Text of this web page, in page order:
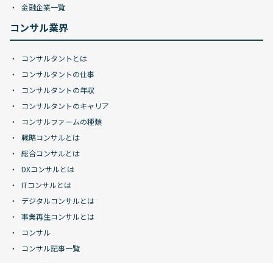
金融企業一覧
コンサル業界
コンサルタントとは
コンサルタントの仕事
コンサルタントの年収
コンサルタントのキャリア
コンサルファームの種類
戦略コンサルとは
総合コンサルとは
DXコンサルとは
ITコンサルとは
デジタルコンサルとは
事業再生コンサルとは
コンサル
コンサル記事一覧